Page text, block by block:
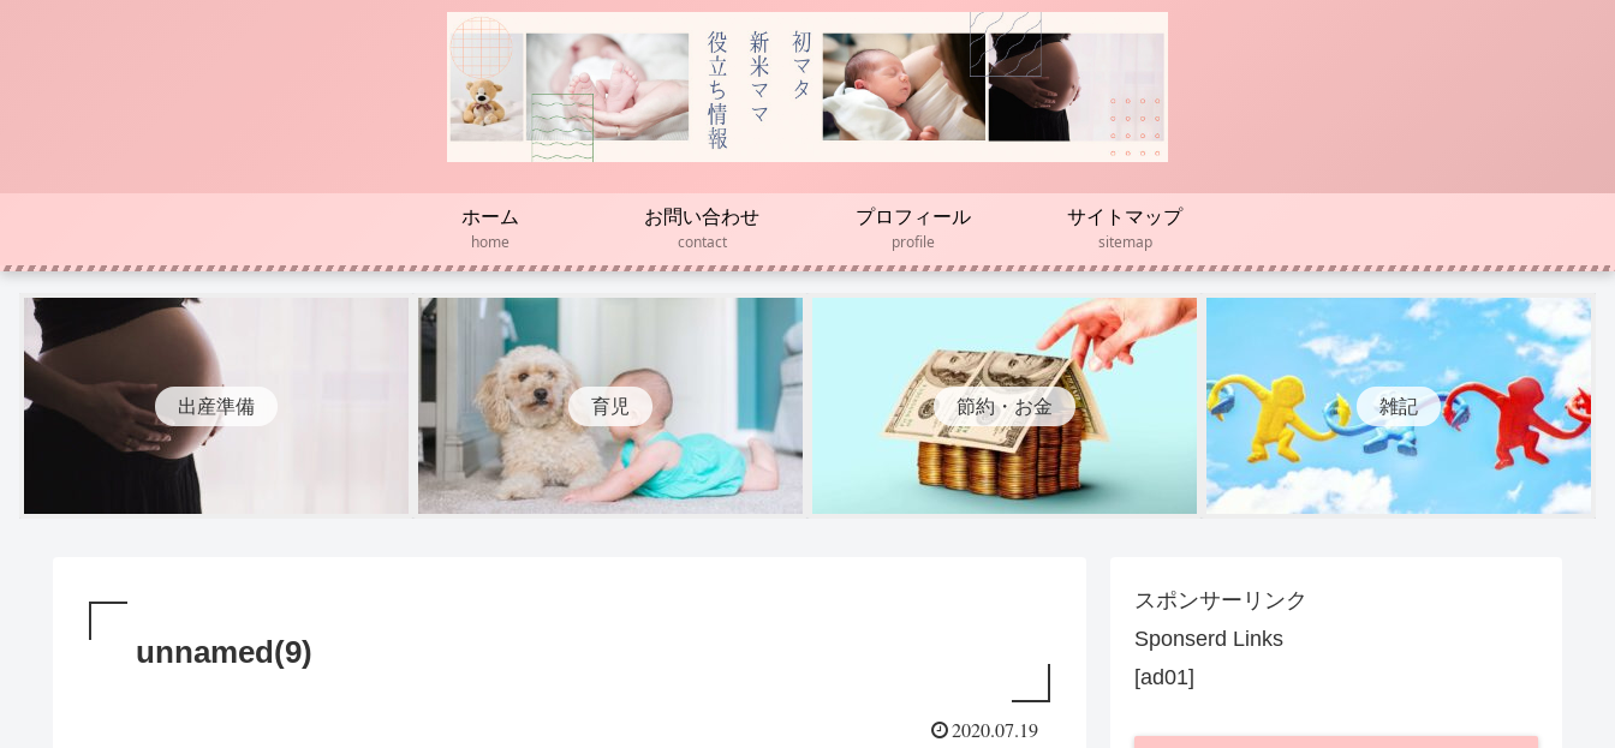
ホーム
home
お問い合わせ
contact
プロフィール
profile
サイトマップ
sitemap
出産準備 育児 節約・お金 雑記
unnamed(9)
2020.07.19
スポンサーリンク
Sponserd Links
[ad01]